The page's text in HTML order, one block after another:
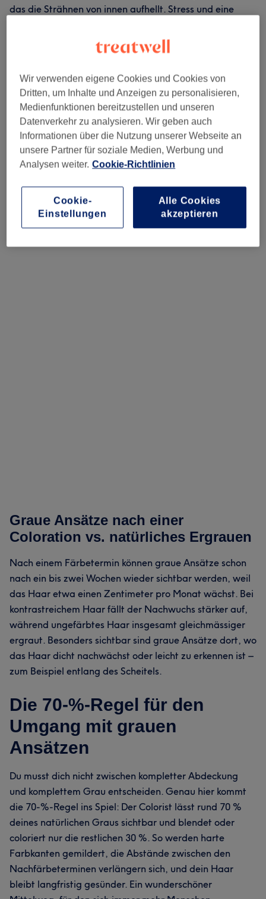
das die Strähnen von innen aufhellt. Stress und eine
beschleunigen, doch die Genetik bleibt der mit Abstand
Graues Haar hat eine rauere Struktur und eine porösere
Schuppenschicht, weshalb Farbe nicht immer
gleichmässig aufgenommen wird. Genau deshalb
verhalten sich graue Ansätze beim Färben anders als
der Rest des Haares – das Pigment haftet einfach nicht
auf die gleiche Weise. Die meisten Coloristen passen ihre
Pigmentkonzentration haben, und manchmal mit
längeren Einwirkzeiten für eine gründliche Sättigung.
Das ist definitiv etwas, das man den Profis überlassen
Graue Ansätze nach einer
Coloration vs. natürliches Ergrauen
Nach einem Färbetermin können graue Ansätze schon
nach ein bis zwei Wochen wieder sichtbar werden, weil
das Haar etwa einen Zentimeter pro Monat wächst. Bei
kontrastreichem Haar fällt der Nachwuchs stärker auf,
während ungefärbtes Haar insgesamt gleichmässiger
ergraut. Besonders sichtbar sind graue Ansätze dort, wo
das Haar dicht nachwächst oder leicht zu erkennen ist –
zum Beispiel entlang des Scheitels.
Die 70-%-Regel für den
Umgang mit grauen
Ansätzen
Du musst dich nicht zwischen kompletter Abdeckung
und komplettem Grau entscheiden. Genau hier kommt
die 70-%-Regel ins Spiel: Der Colorist lässt rund 70 %
deines natürlichen Graus sichtbar und blendet oder
coloriert nur die restlichen 30 %. So werden harte
Farbkanten gemildert, die Abstände zwischen den
Nachfärbeterminen verlängern sich, und dein Haar
bleibt langfristig gesünder. Ein wunderschöner
Wir verwenden eigene Cookies und Cookies von
Dritten, um Inhalte und Anzeigen zu personalisieren,
Medienfunktionen bereitzustellen und unseren
Datenverkehr zu analysieren. Wir geben auch
Informationen über die Nutzung unserer Webseite an
unsere Partner für soziale Medien, Werbung und
Analysen weiter. Cookie-Richtlinien
Alle Cookies
akzeptieren
Cookie-
Einstellungen